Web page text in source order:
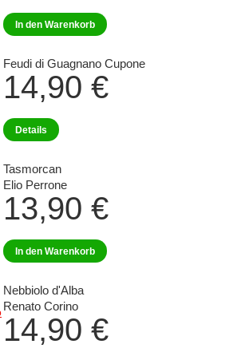
In den Warenkorb
Feudi di Guagnano Cupone
14,90 €
Details
Tasmorcan
Elio Perrone
13,90 €
In den Warenkorb
Nebbiolo d'Alba
Renato Corino
14,90 €